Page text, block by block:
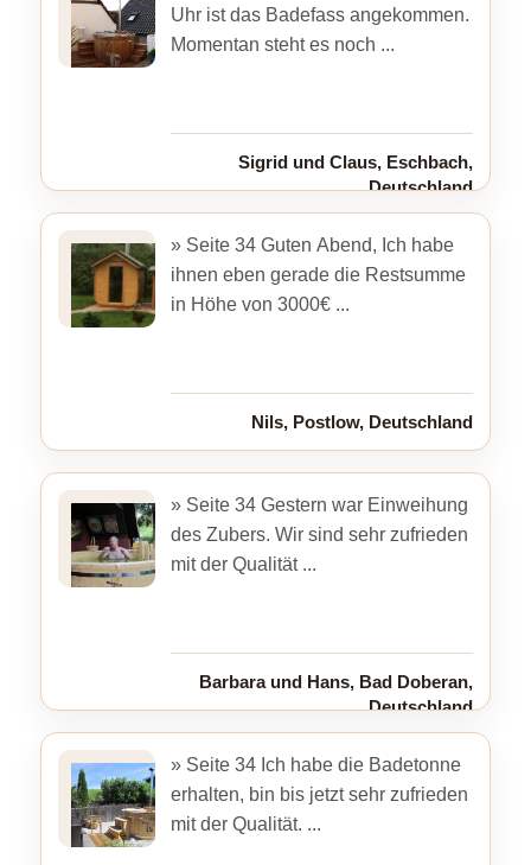
Uhr ist das Badefass angekommen.
Momentan steht es noch ...
Sigrid und Claus, Eschbach,
Deutschland
» Seite 34 Guten Abend, Ich habe
ihnen eben gerade die Restsumme
in Höhe von 3000€ ...
Nils, Postlow, Deutschland
» Seite 34 Gestern war Einweihung
des Zubers. Wir sind sehr zufrieden
mit der Qualität ...
Barbara und Hans, Bad Doberan,
Deutschland
» Seite 34 Ich habe die Badetonne
erhalten, bin bis jetzt sehr zufrieden
mit der Qualität. ...